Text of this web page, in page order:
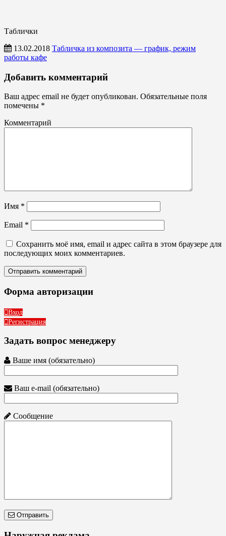
Таблички
13.02.2018 Табличка из композита — график, режим
работы кафе
Таблички
Добавить комментарий
Ваш адрес email не будет опубликован. Обязательные поля
помечены *
Комментарий
Имя *
Email *
Сохранить моё имя, email и адрес сайта в этом браузере для
последующих моих комментариев.
Форма авторизации
Вход
Регистрация
Задать вопрос менеджеру
Ваше имя (обязательно)
Ваш e-mail (обязательно)
Сообщение
Отправить